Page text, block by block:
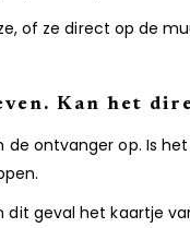
of ze direct op de
Kan het
de ontvanger op. Is
geval het kaartje